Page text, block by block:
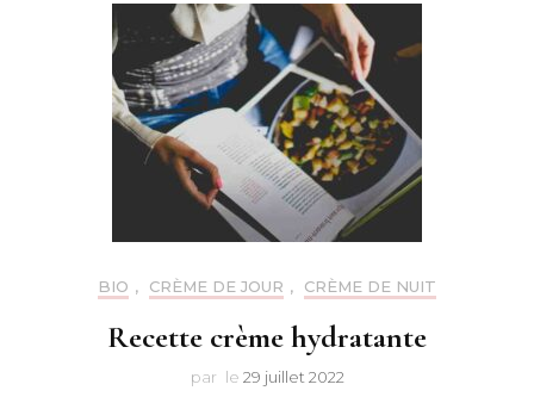
BIO , CRÈME DE JOUR , CRÈME DE NUIT
Recette crème hydratante
par le 29 juillet 2022